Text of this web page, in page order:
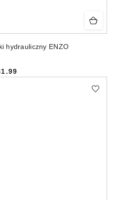
hydrauliczny ENZO
Cena: